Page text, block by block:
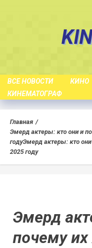
ВСЕ НОВОСТИ КИНО
КИНЕМАТОГРАФ
Главная
Эмерд актеры: кто они и
годуЭмерд актеры: кто
2025 году
Эмерд
почему